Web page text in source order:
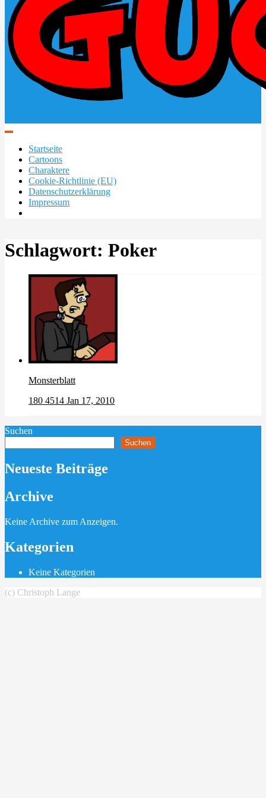
Startseite
Cartoons
Charaktere
Cookie-Richtlinie (EU)
Datenschutzerklärung
Impressum
Schlagwort: Poker
Monsterblatt
180 4514 Jan 17, 2010
Suchen
Suchen
Neueste Beiträge
Archive
Keine Archive zum Anzeigen.
Kategorien
Keine Kategorien
(c) Christoph Lange